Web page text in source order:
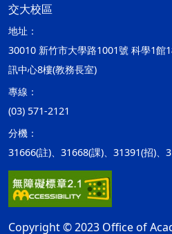
交大校區
地址：
30010 新竹市大學路1001號 科學1館
訊中心8樓(教務長室)
專線：
(03) 571-2121
分機：
31666(註)、31668(課)、31391(招)、
Copyright © 2023 Office of